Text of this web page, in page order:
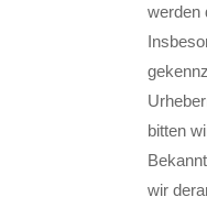
werden
bitten
wir